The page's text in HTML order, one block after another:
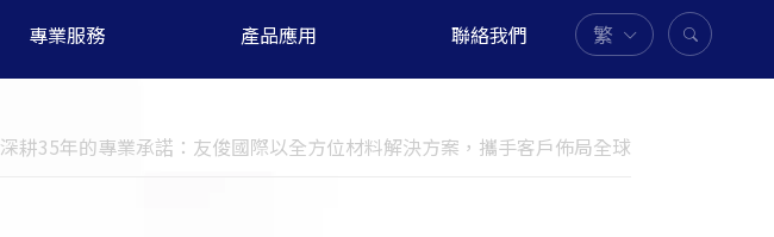
專業服務 產品應用 聯絡我們 繁
深耕35年的專業承諾：友俊國際以全方位材料解決方案，攜手客戶佈局全球